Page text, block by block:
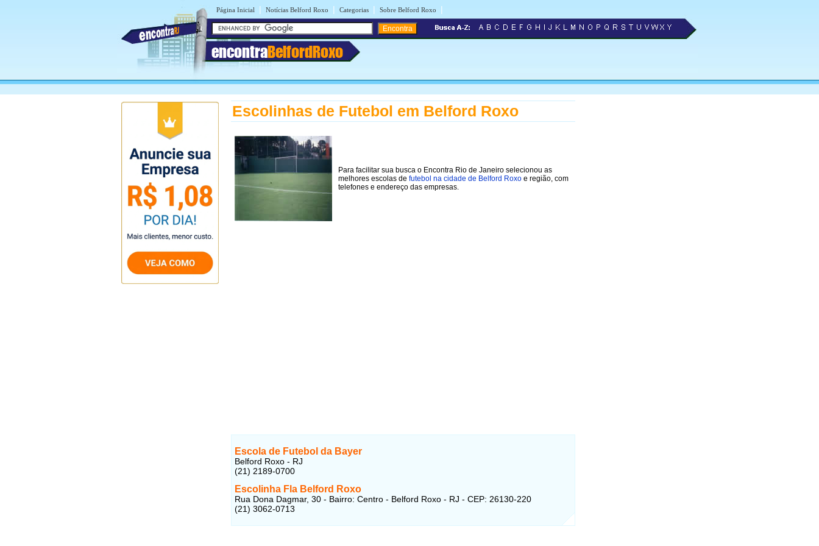
Página Inicial | Notícias Belford Roxo | Categorias | Sobre Belford Roxo |
encontraBelfordRoxo
Escolinhas de Futebol em Belford Roxo
Para facilitar sua busca o Encontra Rio de Janeiro selecionou as
melhores escolas de futebol na cidade de Belford Roxo e região, com
telefones e endereço das empresas.
Escola de Futebol da Bayer
Belford Roxo - RJ
(21) 2189-0700
Escolinha Fla Belford Roxo
Rua Dona Dagmar, 30 - Bairro: Centro - Belford Roxo - RJ - CEP: 26130-220
(21) 3062-0713